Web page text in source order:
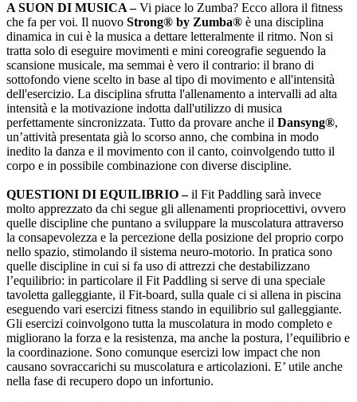
A SUON DI MUSICA –Vi piace lo Zumba? Ecco allora il fitness
che fa per voi. Il nuovo Strong® by Zumba® è una disciplina
dinamica in cui è la musica a dettare letteralmente il ritmo. Non si
tratta solo di eseguire movimenti e mini coreografie seguendo la
scansione musicale, ma semmai è vero il contrario: il brano di
sottofondo viene scelto in base al tipo di movimento e all'intensità
dell'esercizio. La disciplina sfrutta l'allenamento a intervalli ad alta
intensità e la motivazione indotta dall'utilizzo di musica
perfettamente sincronizzata. Tutto da provare anche il Dansyng®,
un’attività presentata già lo scorso anno, che combina in modo
inedito la danza e il movimento con il canto, coinvolgendo tutto il
corpo e in possibile combinazione con diverse discipline.
QUESTIONI DI EQUILIBRIO –il Fit Paddling sarà invece
molto apprezzato da chi segue gli allenamenti propriocettivi, ovvero
quelle discipline che puntano a sviluppare la muscolatura attraverso
la consapevolezza e la percezione della posizione del proprio corpo
nello spazio, stimolando il sistema neuro-motorio. In pratica sono
quelle discipline in cui si fa uso di attrezzi che destabilizzano
l’equilibrio: in particolare il Fit Paddling si serve di una speciale
tavoletta galleggiante, il Fit-board, sulla quale ci si allena in piscina
eseguendo vari esercizi fitness stando in equilibrio sul galleggiante.
Gli esercizi coinvolgono tutta la muscolatura in modo completo e
migliorano la forza e la resistenza, ma anche la postura, l’equilibrio e
la coordinazione. Sono comunque esercizi low impact che non
causano sovraccarichi su muscolatura e articolazioni. E’ utile anche
nella fase di recupero dopo un infortunio.